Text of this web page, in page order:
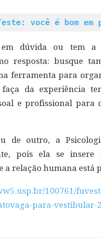
você é bom em
dúvida ou tem a
resposta: busque
ferramenta para
da experiência
e profissional para
de outro, a
pois ela se insere
a relação humana está
100761/
para-vestibular-